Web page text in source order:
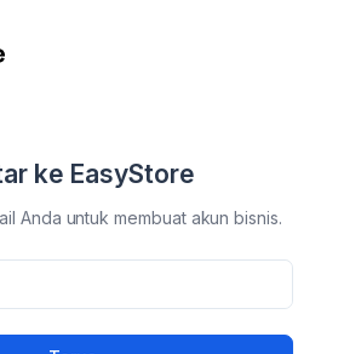
ke EasyStore
Anda untuk membuat akun bisnis.